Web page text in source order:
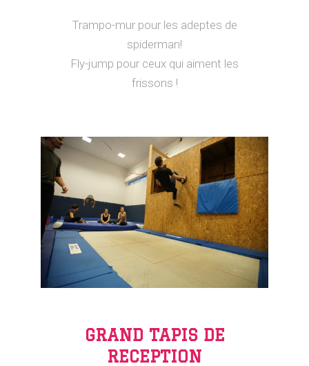
Trampo-mur pour les adeptes de
spiderman!
Fly-jump pour ceux qui aiment les
frissons !
GRAND TAPIS DE
RECEPTION